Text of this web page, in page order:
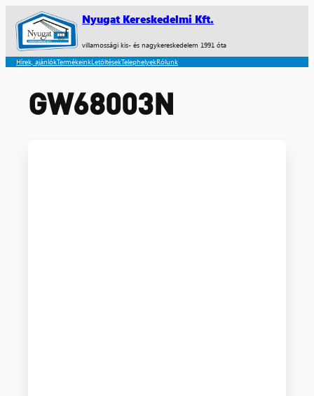
Nyugat Kereskedelmi Kft.
villamossági kis- és nagykereskedelem 1991 óta
Hírek, ajánlókTermékeinkLetöltésekTelephelyekRólunk
GW68003N